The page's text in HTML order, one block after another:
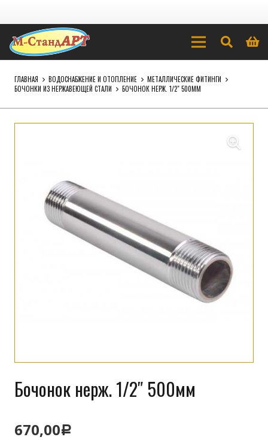
ГЛАВНАЯ ВОДОСНАБЖЕНИЕ И ОТОПЛЕНИЕ
МЕТАЛЛИЧЕСКИЕ ФИТИНГИ
БОЧОНКИ ИЗ НЕРЖАВЕЮЩЕЙ СТАЛИ
БОЧОНОК НЕРЖ. 1/2″ 500ММ
Бочонок нерж. 1/2″ 500мм
670,00Р